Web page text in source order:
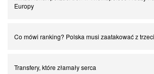
Europy
Co mówi ranking? Polska musi zaatakować z
Transfery, które złamały serca